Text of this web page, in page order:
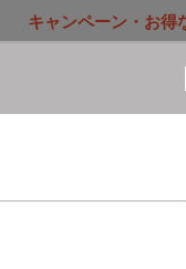
キャンペーン・お得